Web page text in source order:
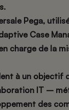
Pega,
Case
charge de la
à un objectif
IT –
des